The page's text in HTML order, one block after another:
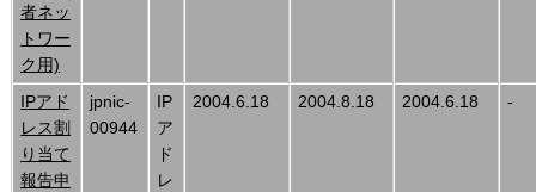
者ネッ
トワー
ク用)
IPアド
レス割
り当て
報告申
jpnic-
00944
IP
ア
ド
レ
2004.6.18 2004.8.18 2004.6.18 -